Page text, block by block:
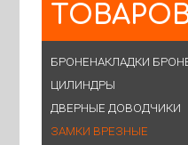
БРОНЕНАКЛАДКИ
ЦИЛИНДРЫ
ДВЕРНЫЕ ДОВОДЧИКИ
ЗАМКИ ВРЕЗНЫЕ